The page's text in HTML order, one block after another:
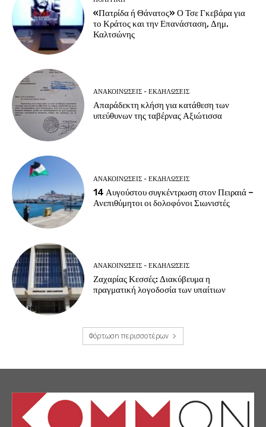
«Πατρίδα ή Θάνατος» Ο Τσε Γκεβάρα για
το Κράτος και την Επανάσταση, Δημ.
Καλτσώνης
ΑΝΑΚΟΙΝΩΣΕΙΣ - ΕΚΔΗΛΩΣΕΙΣ
Απαράδεκτη κλήση για κατάθεση των
υπεύθυνων της ταβέρνας Αξιώτισσα
ΑΝΑΚΟΙΝΩΣΕΙΣ - ΕΚΔΗΛΩΣΕΙΣ
14 Αυγούστου συγκέντρωση στον Πειραιά –
Ανεπιθύμητοι οι δολοφόνοι Σιωνιστές
ΑΝΑΚΟΙΝΩΣΕΙΣ - ΕΚΔΗΛΩΣΕΙΣ
Ζαχαρίας Κεσσές: Διακύβευμα η
πραγματική λογοδοσία των υπαίτιων
Φόρτωση περισσοτέρων